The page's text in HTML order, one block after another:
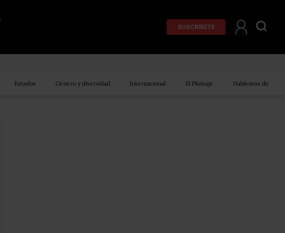
SUSCRÍBETE
Estados Género y diversidad Internacional El Plumaje Hablemos de